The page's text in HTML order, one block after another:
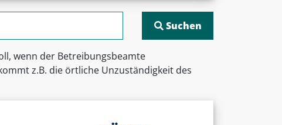
wenn der Betreibungsbeamte
z.B. die örtliche Unzuständigkeit des